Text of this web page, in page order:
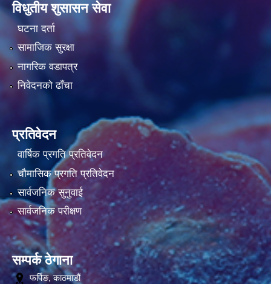
विधुतीय शुसासन सेवा
घटना दर्ता
सामाजिक सुरक्षा
नागरिक वडापत्र
निवेदनको ढाँचा
प्रतिवेदन
वार्षिक प्रगति प्रतिवेदन
चौमासिक प्रगति प्रतिवेदन
सार्वजनिक सुनुवाई
सार्वजनिक परीक्षण
सम्पर्क ठेगाना
फर्पिङ, काठमाडौं